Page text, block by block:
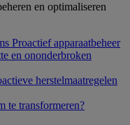
en optimaliseren
Proactief apparaatbeheer
en ononderbroken
herstelmaatregelen
te transformeren?